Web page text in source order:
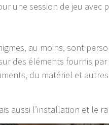
une session de jeu avec
au moins, sont
des éléments fournis
du matériel et
aussi l’installation et le